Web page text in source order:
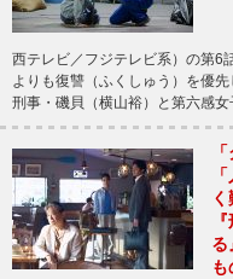
西テレビ／フジテレビ系）の第
よりも復讐（ふくしゅう）を優
刑事・磯貝（横山裕）と第六感
る
も